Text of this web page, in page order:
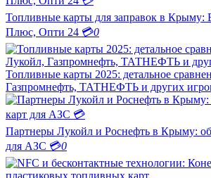
Топливные карты для заправок в Крыму:
Плюс, Опти 24 💳0
Топливные карты 2025: детальное
Газпромнефть, ТАТНЕФТЬ и других
Партнеры Лукойл и Роснефть в Крыму:
для АЗС 💳0